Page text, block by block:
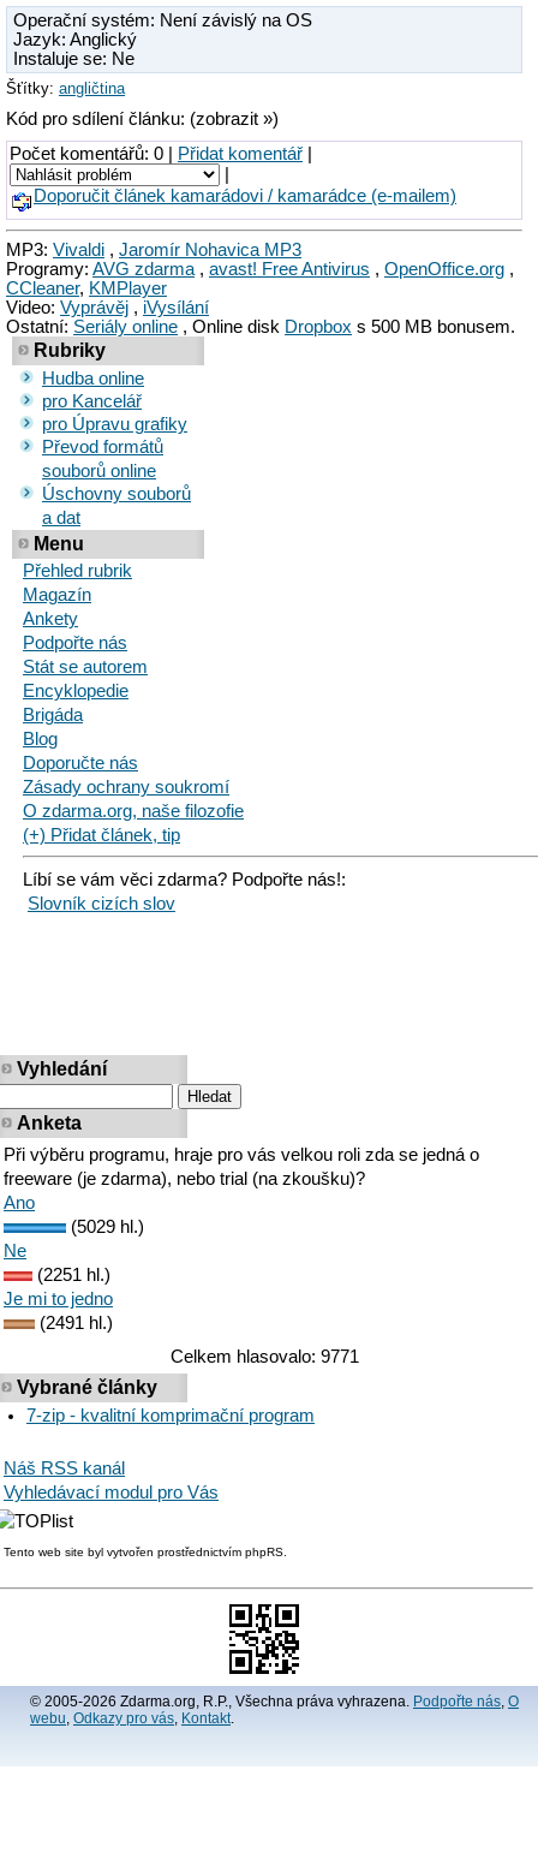
Operační systém: Není závislý na OS
Jazyk: Anglický
Instaluje se: Ne
Šťítky: angličtina
Kód pro sdílení článku: (zobrazit »)
Počet komentářů: 0 |
Přidat komentář
Doporučit článek kamarádovi / kamarádce (e-mailem)
MP3: Vivaldi , Jaromír Nohavica MP3
Programy: AVG zdarma , avast! Free Antivirus , OpenOffice.org ,
CCleaner, KMPlayer
Video: Vyprávěj , iVysílání
Ostatní: Seriály online , Online disk Dropbox s 500 MB bonusem.
Rubriky
Hudba online
pro Kancelář
pro Úpravu grafiky
Převod formátů
souborů online
Úschovny souborů
a dat
Menu
Přehled rubrik
Magazín
Ankety
Podpořte nás
Stát se autorem
Encyklopedie
Brigáda
Blog
Doporučte nás
Zásady ochrany soukromí
O zdarma.org, naše filozofie
(+) Přidat článek, tip
Líbí se vám věci zdarma? Podpořte nás!:
Slovník cizích slov
Vyhledání
Anketa
Při výběru programu, hraje pro vás velkou roli zda se jedná o
freeware (je zdarma), nebo trial (na zkoušku)?
Ano
(5029 hl.)
Ne
(2251 hl.)
Je mi to jedno
(2491 hl.)
Celkem hlasovalo: 9771
Vybrané články
7-zip - kvalitní komprimační program
Náš RSS kanál
Vyhledávací modul pro Vás
Tento web site byl vytvořen prostřednictvím phpRS.
© 2005-2026 Zdarma.org, R.P., Všechna práva vyhrazena. Podpořte nás, O
webu, Odkazy pro vás, Kontakt.